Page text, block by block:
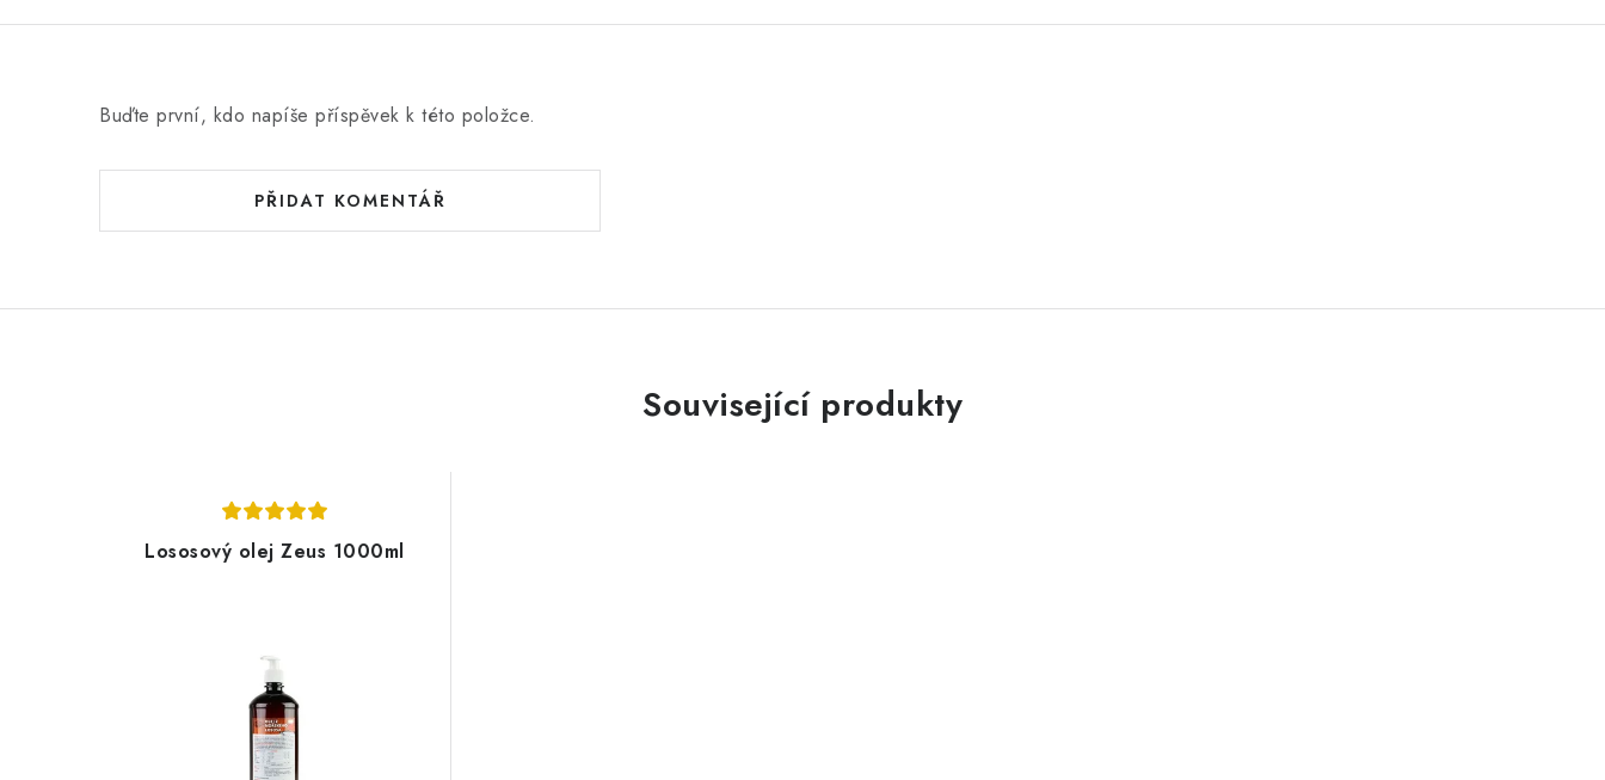
Buďte první, kdo napíše příspěvek k této položce.
PŘIDAT KOMENTÁŘ
Související produkty
Lososový olej Zeus 1000ml